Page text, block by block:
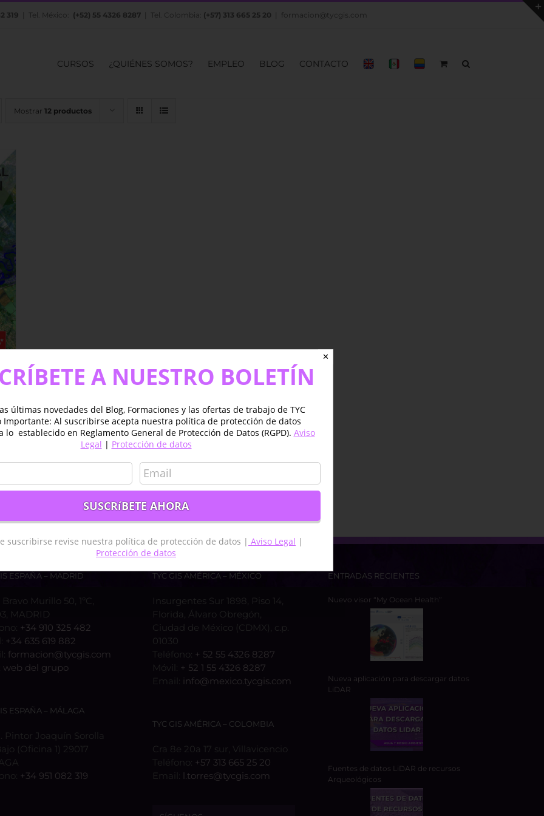
319 | Tel. México: (+52) 55 4326 8287 | Tel. Colombia: (+57) 313 665 25 20 formacion@tycgis.com
CURSOS ¿QUIÉNES SOMOS? EMPLEO BLOG CONTACTO
Mostrar 12 productos
ESPAÑA – MADRID
Murillo 50, 1ºC,
MADRID
+34 910 325 482
+34 635 619 882
formacion@tycgis.com
web del grupo
ESPAÑA – MÁLAGA
Pintor Joaquín Sorolla
(Oficina 1) 29017
+34 951 082 319
TYC GIS AMÉRICA – MÉXICO
Insurgentes Sur 1898, Piso 14,
Florida, Álvaro Obregón,
Ciudad de México (CDMX), c.p.
01030
Teléfono: + 52 55 4326 8287
Móvil: + 52 1 55 4326 8287
Email: info@mexico.tycgis.com
TYC GIS AMÉRICA – COLOMBIA
Cra 8e 20a 17 sur, Villavicencio
Teléfono: +57 313 665 25 20
Email: l.torres@tycgis.com
ENTRADAS RECIENTES
Nuevo visor “My Ocean Health”
Nueva aplicación para descargar datos
LiDAR
Fuentes de datos LiDAR de recursos
Arqueológicos
✕
A NUESTRO BOLETÍN
últimas novedades del Blog, Formaciones y las ofertas de trabajo de TYC
Importante: Al suscribirse acepta nuestra política de protección de datos
lo establecido en Reglamento General de Protección de Datos (RGPD). Aviso
Legal | Protección de datos
suscribirse revise nuestra política de protección de datos | Aviso Legal |
Protección de datos